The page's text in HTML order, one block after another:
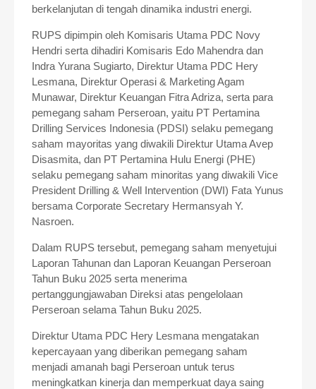
berkelanjutan di tengah dinamika industri energi.
RUPS dipimpin oleh Komisaris Utama PDC Novy
Hendri serta dihadiri Komisaris Edo Mahendra dan
Indra Yurana Sugiarto, Direktur Utama PDC Hery
Lesmana, Direktur Operasi & Marketing Agam
Munawar, Direktur Keuangan Fitra Adriza, serta para
pemegang saham Perseroan, yaitu PT Pertamina
Drilling Services Indonesia (PDSI) selaku pemegang
saham mayoritas yang diwakili Direktur Utama Avep
Disasmita, dan PT Pertamina Hulu Energi (PHE)
selaku pemegang saham minoritas yang diwakili Vice
President Drilling & Well Intervention (DWI) Fata Yunus
bersama Corporate Secretary Hermansyah Y.
Nasroen.
Dalam RUPS tersebut, pemegang saham menyetujui
Laporan Tahunan dan Laporan Keuangan Perseroan
Tahun Buku 2025 serta menerima
pertanggungjawaban Direksi atas pengelolaan
Perseroan selama Tahun Buku 2025.
Direktur Utama PDC Hery Lesmana mengatakan
kepercayaan yang diberikan pemegang saham
menjadi amanah bagi Perseroan untuk terus
meningkatkan kinerja dan memperkuat daya saing